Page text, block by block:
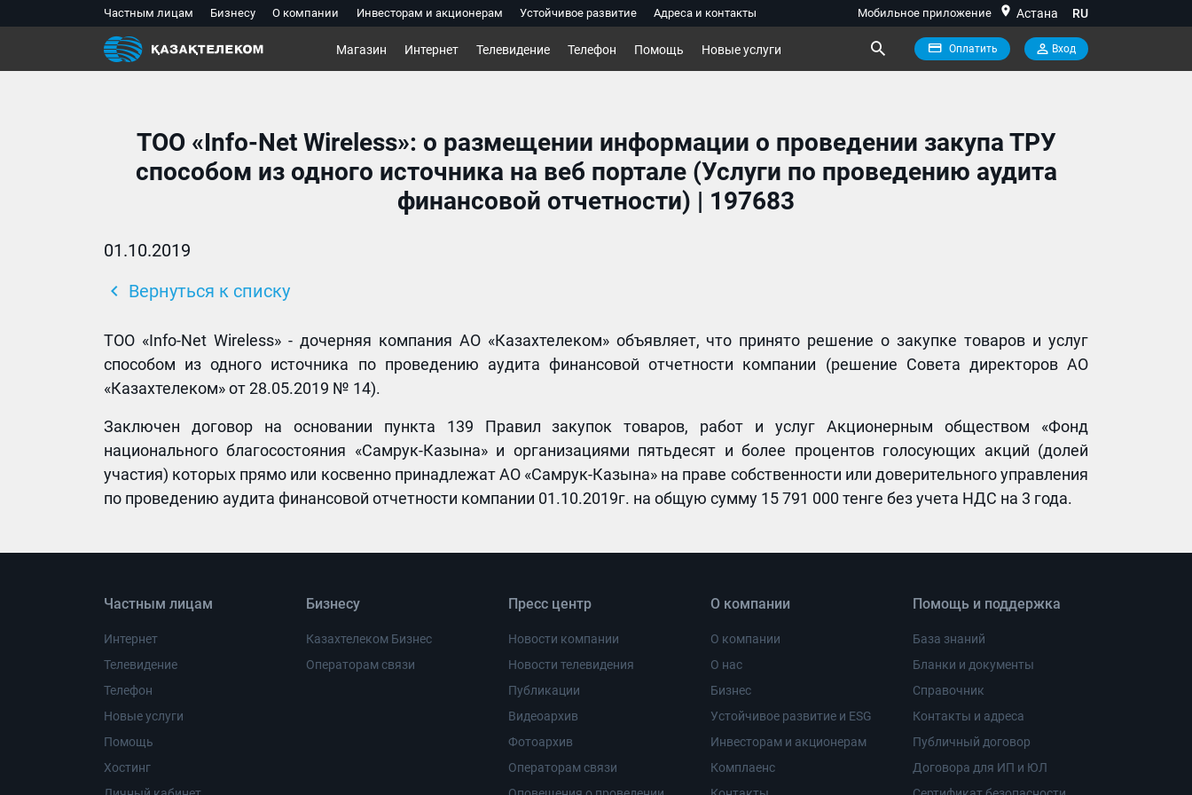
Частным лицам Бизнесу О компании Инвесторам и акционерам Устойчивое развитие Адреса и контакты Мобильное приложение location_on Астана RU
Магазин Интернет Телевидение Телефон Помощь Новые услуги Оплатить Вход
ТОО «Info-Net Wireless»: о размещении информации о проведении закупа ТРУ
способом из одного источника на веб портале (Услуги по проведению аудита
финансовой отчетности) | 197683
01.10.2019
chevron_left Вернуться к списку
ТОО «Info-Net Wireless» - дочерняя компания АО «Казахтелеком» объявляет, что принято решение о закупке товаров и услуг
способом из одного источника по проведению аудита финансовой отчетности компании (решение Совета директоров АО
«Казахтелеком» от 28.05.2019 № 14).
Заключен договор на основании пункта 139 Правил закупок товаров, работ и услуг Акционерным обществом «Фонд
национального благосостояния «Самрук-Казына» и организациями пятьдесят и более процентов голосующих акций (долей
участия) которых прямо или косвенно принадлежат АО «Самрук-Казына» на праве собственности или доверительного управления
по проведению аудита финансовой отчетности компании 01.10.2019г. на общую сумму 15 791 000 тенге без учета НДС на 3 года.
Частным лицам
Интернет
Телевидение
Телефон
Новые услуги
Помощь
Хостинг
Бизнесу
Казахтелеком Бизнес
Операторам связи
Пресс центр
Новости компании
Новости телевидения
Публикации
Видеоархив
Фотоархив
Операторам связи
О компании
О компании
О нас
Бизнес
Устойчивое развитие и ESG
Инвесторам и акционерам
Комплаенс
Помощь и поддержка
База знаний
Бланки и документы
Справочник
Контакты и адреса
Публичный договор
Договора для ИП и ЮЛ